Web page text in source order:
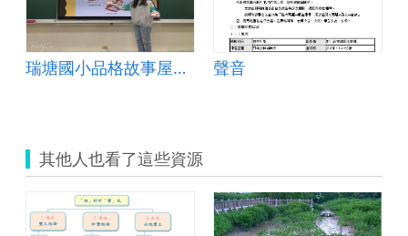
瑞塘國小品格故事屋「我有好多話要說」 聲音
其他人也看了這些資源